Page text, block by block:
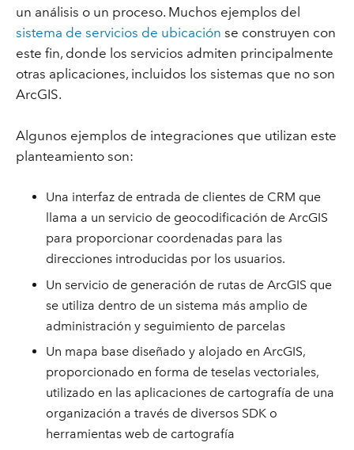
un análisis o un proceso. Muchos ejemplos del
sistema de servicios de ubicación se construyen con
este fin, donde los servicios admiten principalmente
otras aplicaciones, incluidos los sistemas que no son
ArcGIS.
Algunos ejemplos de integraciones que utilizan este
planteamiento son:
Una interfaz de entrada de clientes de CRM que
llama a un servicio de geocodificación de ArcGIS
para proporcionar coordenadas para las
direcciones introducidas por los usuarios.
Un servicio de generación de rutas de ArcGIS que
se utiliza dentro de un sistema más amplio de
administración y seguimiento de parcelas
Un mapa base diseñado y alojado en ArcGIS,
proporcionado en forma de teselas vectoriales,
utilizado en las aplicaciones de cartografía de una
organización a través de diversos SDK o
herramientas web de cartografía